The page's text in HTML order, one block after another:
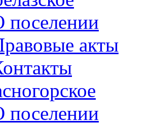
поселении
акты
поселении